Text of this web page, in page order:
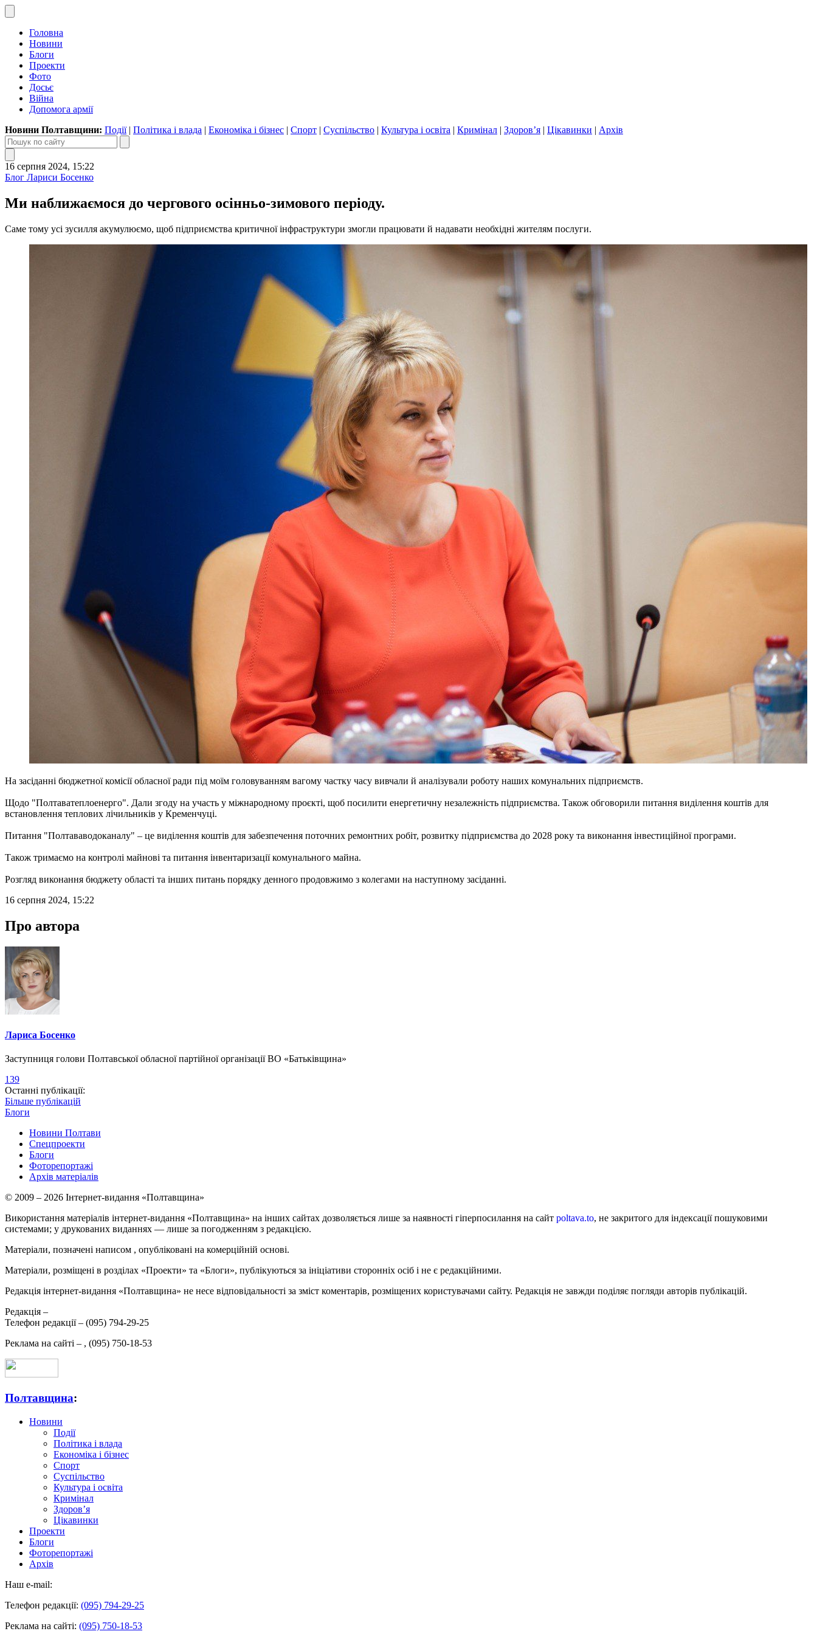
Головна
Новини
Блоги
Проекти
Фото
Досьє
Війна
Допомога армії
Новини Полтавщини: Події| Політика і влада | Економіка і бізнес | Спорт | Суспільство | Культура і освіта | Кримінал | Здоров’я | Цікавинки | Архів
16 серпня 2024, 15:22
Блог Лариси Босенко
Ми наближаємося до чергового осінньо-зимового періоду.
Саме тому усі зусилля акумулюємо, щоб підприємства критичної інфраструктури змогли працювати й надавати необхідні жителям послуги.
На засіданні бюджетної комісії обласної ради під моїм головуванням вагому частку часу вивчали й аналізували роботу наших комунальних підприємств.
Щодо "Полтаватеплоенерго". Дали згоду на участь у міжнародному проєкті, щоб посилити енергетичну незалежність підприємства. Також обговорили питання виділення коштів для
встановлення теплових лічильників у Кременчуці.
Питання "Полтававодоканалу" – це виділення коштів для забезпечення поточних ремонтних робіт, розвитку підприємства до 2028 року та виконання інвестиційної програми.
Також тримаємо на контролі майнові та питання інвентаризації комунального майна.
Розгляд виконання бюджету області та інших питань порядку денного продовжимо з колегами на наступному засіданні.
16 серпня 2024, 15:22
Про автора
Лариса Босенко
Заступниця голови Полтавської обласної партійної організації ВО «Батьківщина»
139
Останні публікації:
Більше публікацій
Блоги
Новини Полтави
Спецпроекти
Блоги
Фоторепортажі
Архів матеріалів
© 2009 – 2026 Інтернет-видання «Полтавщина»
Використання матеріалів інтернет-видання «Полтавщина» на інших сайтах дозволяється лише за наявності гіперпосилання на сайт poltava.to, не закритого для індексації пошуковими
системами; у друкованих виданнях — лише за погодженням з редакцією.
Матеріали, позначені написом , опубліковані на комерційній основі.
Матеріали, розміщені в розділах «Проекти» та «Блоги», публікуються за ініціативи сторонніх осіб і не є редакційними.
Редакція інтернет-видання «Полтавщина» не несе відповідальності за зміст коментарів, розміщених користувачами сайту. Редакція не завжди поділяє погляди авторів публікацій.
Редакція –
Телефон редакції – (095) 794-29-25
Реклама на сайті – , (095) 750-18-53
Полтавщина:
Новини
Події
Політика і влада
Економіка і бізнес
Спорт
Суспільство
Культура і освіта
Кримінал
Здоров’я
Цікавинки
Проекти
Блоги
Фоторепортажі
Архів
Наш e-mail:
Телефон редакції: (095) 794-29-25
Реклама на сайті: (095) 750-18-53